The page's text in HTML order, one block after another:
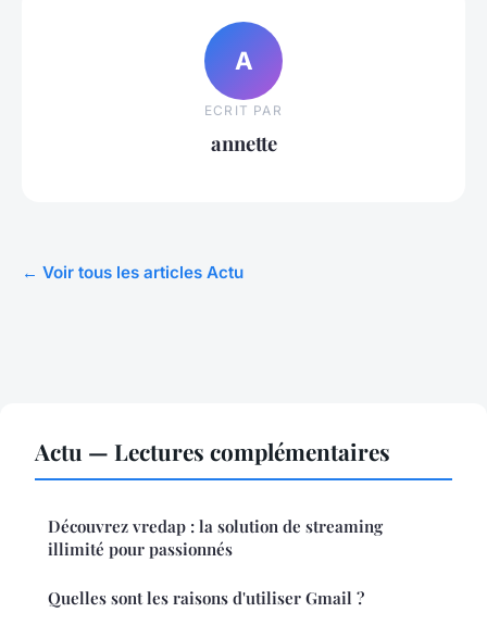
A
ECRIT PAR
annette
← Voir tous les articles Actu
Actu — Lectures complémentaires
Découvrez vredap : la solution de streaming
illimité pour passionnés
Quelles sont les raisons d'utiliser Gmail ?